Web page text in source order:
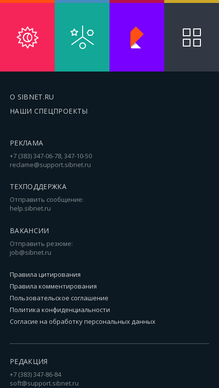
О SIBNET.RU
НАШИ СПЕЦПРОЕКТЫ
РЕКЛАМА
+7 (383) 347-06-78, 347-10-50
reclame@support.sibnet.ru
ТЕХПОДДЕРЖКА
Отправить сообщение:
help.sibnet.ru
ВАКАНСИИ
Отправить резюме:
job@sibnet.ru
Правила цитирования
Правила комментирования
Пользовательское соглашение
Политика конфиденциальности
Согласие на обработку персональных данных
РЕДАКЦИЯ
+7 (383) 347-86-84
soft@support.sibnet.ru